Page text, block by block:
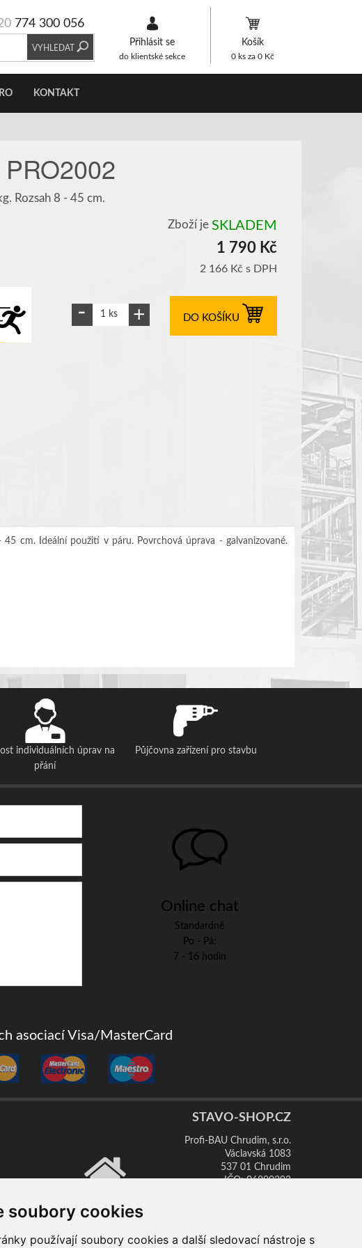
soubory cookies
používají soubory cookies a další sledovací nástroje s
Přihlásit se
do klientské sekce
Košík
0 ks za 0 Kč
774 300 056
VYHLEDAT
KONTAKT
Rozsah 8 - 45 cm.
Zboží je SKLADEM
1 790 Kč
2 166 Kč s DPH
DO KOŠÍKU
cm. Ideální použití v páru. Povrchová úprava - galvanizované.
individuálních úprav na
přání
Půjčovna zařízení pro stavbu
Online chat
Standardně
Po - Pá:
7 - 16 hodin
asociací Visa/MasterCard
STAVO-SHOP.CZ
Profi-BAU Chrudim, s.r.o.
Václavská 1083
537 01 Chrudim
IČO: 06890393